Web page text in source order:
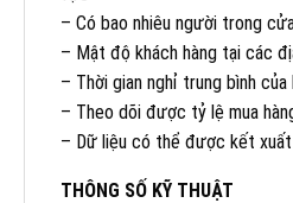
– Có bao nhiêu người trong
– Mật độ khách hàng tại các
– Thời gian nghỉ trung bình của
– Theo dõi được tỷ lệ mua
– Dữ liệu có thể được kết xuất
THÔNG SỐ KỸ THUẬT